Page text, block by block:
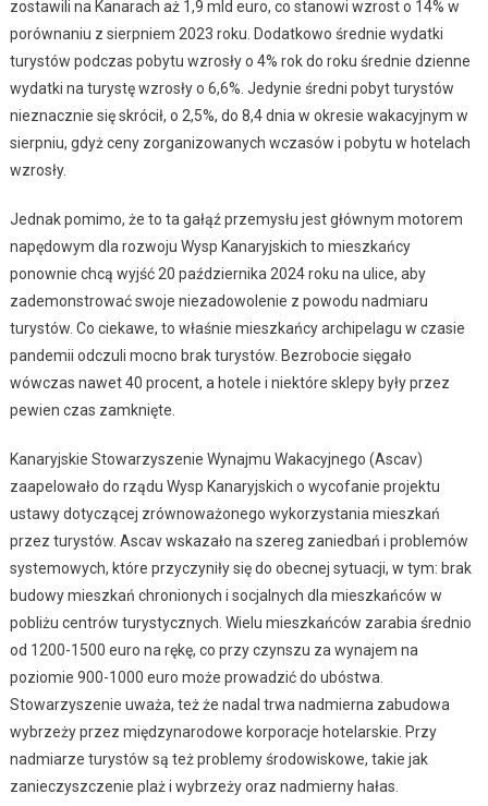
zostawili na Kanarach aż 1,9 mld euro, co stanowi wzrost o 14% w
porównaniu z sierpniem 2023 roku. Dodatkowo średnie wydatki
turystów podczas pobytu wzrosły o 4% rok do roku średnie dzienne
wydatki na turystę wzrosły o 6,6%. Jedynie średni pobyt turystów
nieznacznie się skrócił, o 2,5%, do 8,4 dnia w okresie wakacyjnym w
sierpniu, gdyż ceny zorganizowanych wczasów i pobytu w hotelach
wzrosły.
Jednak pomimo, że to ta gałąź przemysłu jest głównym motorem
napędowym dla rozwoju Wysp Kanaryjskich to mieszkańcy
ponownie chcą wyjść 20 października 2024 roku na ulice, aby
zademonstrować swoje niezadowolenie z powodu nadmiaru
turystów. Co ciekawe, to właśnie mieszkańcy archipelagu w czasie
pandemii odczuli mocno brak turystów. Bezrobocie sięgało
wówczas nawet 40 procent, a hotele i niektóre sklepy były przez
pewien czas zamknięte.
Kanaryjskie Stowarzyszenie Wynajmu Wakacyjnego (Ascav)
zaapelowało do rządu Wysp Kanaryjskich o wycofanie projektu
ustawy dotyczącej zrównoważonego wykorzystania mieszkań
przez turystów. Ascav wskazało na szereg zaniedbań i problemów
systemowych, które przyczyniły się do obecnej sytuacji, w tym: brak
budowy mieszkań chronionych i socjalnych dla mieszkańców w
pobliżu centrów turystycznych. Wielu mieszkańców zarabia średnio
od 1200-1500 euro na rękę, co przy czynszu za wynajem na
poziomie 900-1000 euro może prowadzić do ubóstwa.
Stowarzyszenie uważa, też że nadal trwa nadmierna zabudowa
wybrzeży przez międzynarodowe korporacje hotelarskie. Przy
nadmiarze turystów są też problemy środowiskowe, takie jak
zanieczyszczenie plaż i wybrzeży oraz nadmierny hałas.